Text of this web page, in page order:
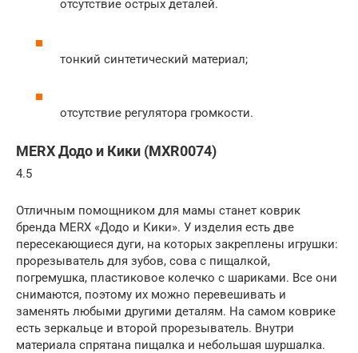
отсутствие острых деталей.
тонкий синтетический материал;
отсутствие регулятора громкости.
MERX Додо и Кики (MXR0074)
4.5
Отличным помощником для мамы станет коврик
бренда MERX «Додо и Кики». У изделия есть две
пересекающиеся дуги, на которых закреплены игрушки:
прорезыватель для зубов, сова с пищалкой,
погремушка, пластиковое колечко с шариками. Все они
снимаются, поэтому их можно перевешивать и
заменять любыми другими деталям. На самом коврике
есть зеркальце и второй прорезыватель. Внутри
материала спрятана пищалка и небольшая шуршалка.